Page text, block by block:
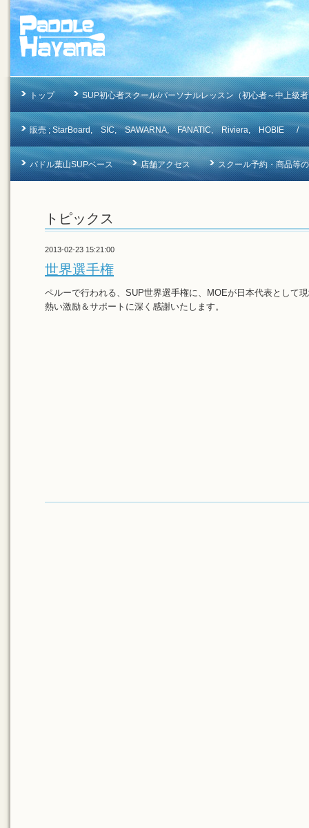
トップ SUP初心者スクール/パーソナルレッスン（初心者～中上級
販売 ; StarBoard, SIC, SAWARNA, FANATIC, Riviera, HOBIE /
パドル葉山SUPベース 店舗アクセス スクール予約・商品
トピックス
2013-02-23 15:21:00
世界選手権
ペルーで行われる、SUP世界選手権に、MOEが日本代表として
熱い激励＆サポートに深く感謝いたします。